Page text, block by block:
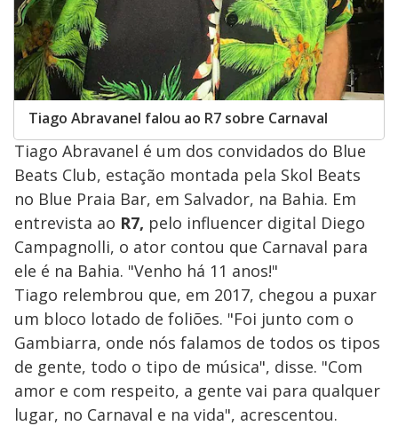
Tiago Abravanel falou ao R7 sobre Carnaval
Tiago Abravanel é um dos convidados do Blue
Beats Club, estação montada pela Skol Beats
no Blue Praia Bar, em Salvador, na Bahia. Em
entrevista ao R7, pelo influencer digital Diego
Campagnolli, o ator contou que Carnaval para
ele é na Bahia. "Venho há 11 anos!"
Tiago relembrou que, em 2017, chegou a puxar
um bloco lotado de foliões. "Foi junto com o
Gambiarra, onde nós falamos de todos os tipos
de gente, todo o tipo de música", disse. "Com
amor e com respeito, a gente vai para qualquer
lugar, no Carnaval e na vida", acrescentou.